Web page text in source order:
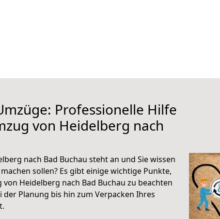
Professionelle Hilfe
von Heidelberg nach
nach Bad Buchau steht an und Sie wissen
sollen? Es gibt einige wichtige Punkte,
Heidelberg nach Bad Buchau zu beachten
der Planung bis hin zum Verpacken Ihres